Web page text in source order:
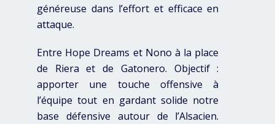
généreuse dans l’effort et efficace en
attaque.
Entre Hope Dreams et Nono à la place
de Riera et de Gatonero. Objectif :
apporter une touche offensive à
l’équipe tout en gardant solide notre
base défensive autour de l’Alsacien.